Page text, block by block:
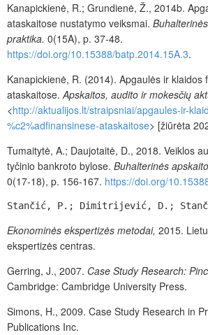
Kanapickienė, R.; Grundienė, Ž., 2014b.
ataskaitose nustatymo veiksmai.
praktika. 0(15A), p. 37-48.
https://doi.org/10.15388/batp.2014.15A.3.
Kanapickienė, R. (2014). Apgaulės ir klaidos
ataskaitose.Apskaitos, audito ir mokesčių
<http://aktualijos.lt/straipsniai/apgaules-ir-
%c2%adfinansinese-ataskaitose> [žiūrėta
Tumaitytė, A.; Daujotaitė, D., 2018. Veiklos
tyčinio bankroto bylose. Buhalterinės
0(17-18), p. 156-167. https://doi.org/
Stančić, P.; Dimitrijević, D.;
Ekonominės ekspertizės metodai, 2015.
ekspertizės centras.
Gerring, J., 2007. Case Study Research:
Cambridge: Cambridge University Press.
Simons, H., 2009. Case Study Research in
Publications Inc.